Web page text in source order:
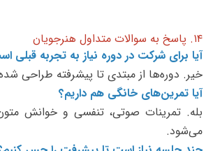
۱۴. پاسخ به سوالات متداول هنرجویان
آیا برای شرکت در دوره نیاز به تجربه قبلی
خیر. دوره‌ها از مبتدی تا پیشرفته طراحی
آیا تمرین‌های خانگی هم داریم؟
بله. تمرینات صوتی، تنفسی و خوانش
می‌شود.